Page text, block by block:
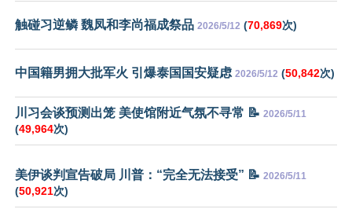
触碰习逆鳞 魏凤和李尚福成祭品 2026/5/12 (70,869次)
中国籍男拥大批军火 引爆泰国国安疑虑 2026/5/12 (50,842次)
川习会谈预测出笼 美使馆附近气氛不寻常 📝 2026/5/11
(49,964次)
美伊谈判宣告破局 川普：“完全无法接受” 📝 2026/5/11
(50,921次)